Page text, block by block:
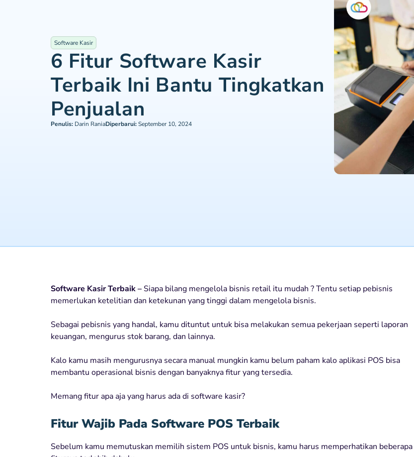
Software Kasir
6 Fitur Software Kasir
Terbaik Ini Bantu Tingkatkan
Penjualan
Penulis: Darin RaniaDiperbarui:September 10, 2024
Software Kasir Terbaik – Siapa bilang mengelola bisnis retail itu mudah ? Tentu setiap pebisnis
memerlukan ketelitian dan ketekunan yang tinggi dalam mengelola bisnis.
Sebagai pebisnis yang handal, kamu dituntut untuk bisa melakukan semua pekerjaan seperti laporan
keuangan, mengurus stok barang, dan lainnya.
Kalo kamu masih mengurusnya secara manual mungkin kamu belum paham kalo aplikasi POS bisa
membantu operasional bisnis dengan banyaknya fitur yang tersedia.
Memang fitur apa aja yang harus ada di software kasir?
Fitur Wajib Pada Software POS Terbaik
Sebelum kamu memutuskan memilih sistem POS untuk bisnis, kamu harus memperhatikan beberapa